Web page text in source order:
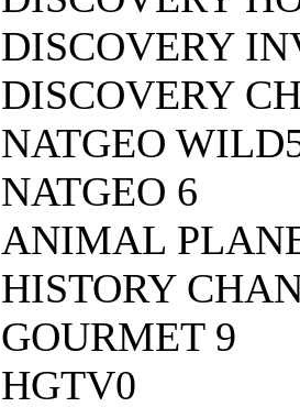
DISCOVERY
DISCOVERY
NATGEO
NATGEO 6
ANIMAL
HISTORY
GOURMET 9
HGTV0